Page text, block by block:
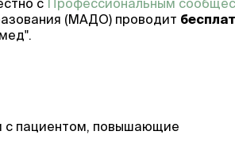
с Профессиональным
(МАДО) проводит
с пациентом, повышающие